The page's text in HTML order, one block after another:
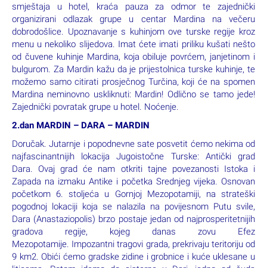
smještaja u hotel, kraća pauza za odmor te zajednički
organizirani odlazak grupe u centar Mardina na večeru
dobrodošlice. Upoznavanje s kuhinjom ove turske regije kroz
menu u nekoliko slijedova. Imat ćete imati priliku kušati nešto
od čuvene kuhinje Mardina, koja obiluje povrćem, janjetinom i
bulgurom. Za Mardin kažu da je prijestolnica turske kuhinje, te
možemo samo citirati prosječnog Turčina, koji će na spomen
Mardina neminovno uskliknuti: Mardin! Odlično se tamo jede!
Zajednički povratak grupe u hotel. Noćenje.
2.dan MARDIN – DARA – MARDIN
Doručak. Jutarnje i popodnevne sate posvetit ćemo nekima od
najfascinantnijih lokacija Jugoistočne Turske: Antički grad
Dara. Ovaj grad će nam otkriti tajne povezanosti Istoka i
Zapada na izmaku Antike i početka Srednjeg vijeka. Osnovan
početkom 6. stoljeća u Gornjoj Mezopotamiji, na strateški
pogodnoj lokaciji koja se nalazila na povijesnom Putu svile,
Dara (Anastaziopolis) brzo postaje jedan od najprosperitetnijih
gradova regije, kojeg danas zovu Efez
Mezopotamije. Impozantni tragovi grada, prekrivaju teritoriju od
9 km2. Obići ćemo gradske zidine i grobnice i kuće uklesane u